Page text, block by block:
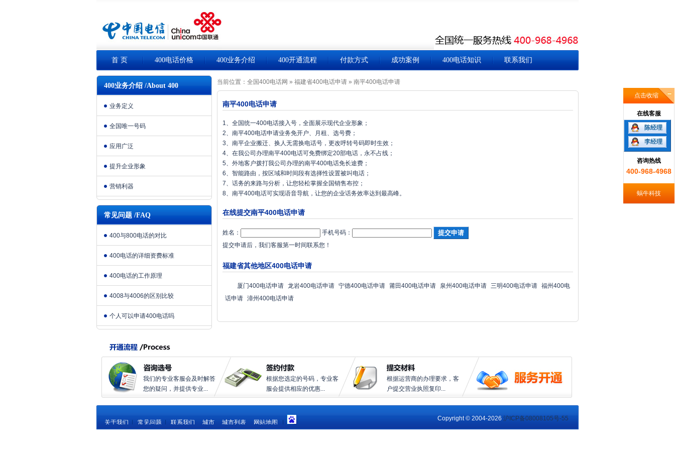
首 页 400电话价格 400业务介绍 400开通流程 付款方式 成功案例 400电话知识 联系我们
400业务介绍 /About 400
业务定义
全国唯一号码
应用广泛
提升企业形象
营销利器
常见问题 /FAQ
400与800电话的对比
400电话的详细资费标准
400电话的工作原理
4008与4006的区别比较
个人可以申请400电话吗
当前位置： 全国400电话网 » 福建省400电话申请 » 南平400电话申请
南平400电话申请
1、全国统一400电话接入号，全面展示现代企业形象；
2、南平400电话申请业务免开户、月租、选号费；
3、南平企业搬迁、换人无需换电话号，更改呼转号码即时生效；
4、在我公司办理南平400电话可免费绑定20部电话，永不占线；
5、外地客户拨打我公司办理的南平400电话免长途费；
6、智能路由，按区域和时间段有选择性设置被叫电话；
7、话务的来路与分析，让您轻松掌握全国销售布控；
8、南平400电话可实现语音导航，让您的企业话务效率达到最高峰。
在线提交南平400电话申请
姓名：
手机号码：
提交申请后，我们客服第一时间联系您！
福建省其他地区400电话申请
厦门400电话申请 龙岩400电话申请 宁德400电话申请 莆田400电话申请 泉州400电话申请 三明400电话申请 福州400电
话申请 漳州400电话申请
我们的专业客服会及时解答
您的疑问，并提供专业...
根据您选定的号码，专业客
服会提供相应的优惠...
根据运营商的办理要求，客
户提交营业执照复印...
关于我们 常见问题 联系我们 城市 城市列表 网站地图
点击收缩
在线客服
陈经理
李经理
咨询热线
400-968-4968
蜗牛科技
Copyright © 2004-2026 沪ICP备08008105号-55